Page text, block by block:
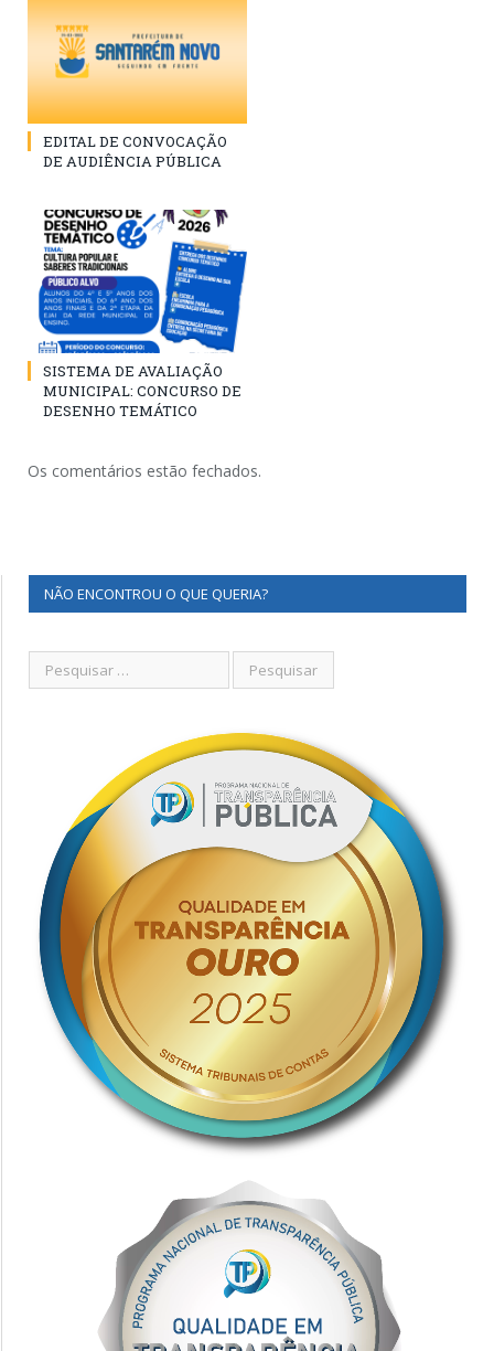
EDITAL DE CONVOCAÇÃO
DE AUDIÊNCIA PÚBLICA
SISTEMA DE AVALIAÇÃO
MUNICIPAL: CONCURSO DE
DESENHO TEMÁTICO
Os comentários estão fechados.
NÃO ENCONTROU O QUE QUERIA?